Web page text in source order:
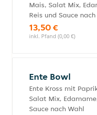
Mais, Salat Mix,
Reis und Sauce
13,50 €
inkl. Pfand (0,00 €)
Ente Bowl
Ente Kross mit
Salat Mix,
Sauce nach Wahl